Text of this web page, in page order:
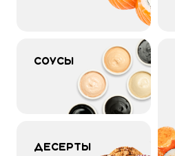
Соусы
Десерты